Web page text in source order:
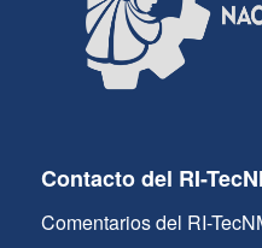
Contacto del RI-
Comentarios del RI-